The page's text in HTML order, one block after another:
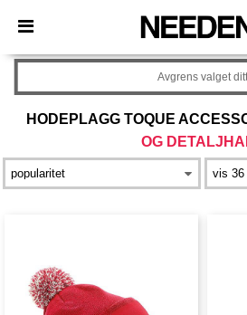
× Needen-app
Bedre priser i appen!
HODEPLAGG TOQUE
OG
Avgrens valget ditt